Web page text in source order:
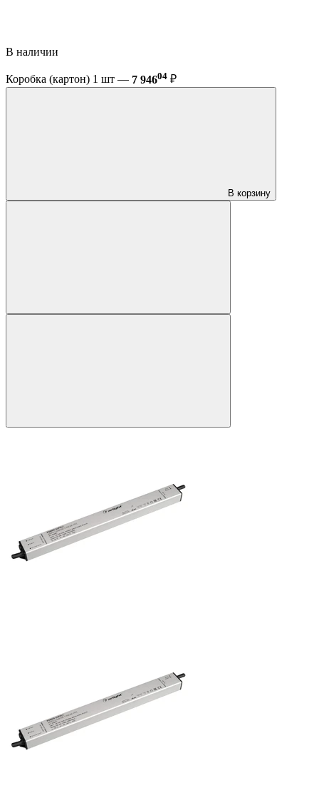
В наличии
Коробка (картон) 1 шт — 7 94604 ₽
В корзину